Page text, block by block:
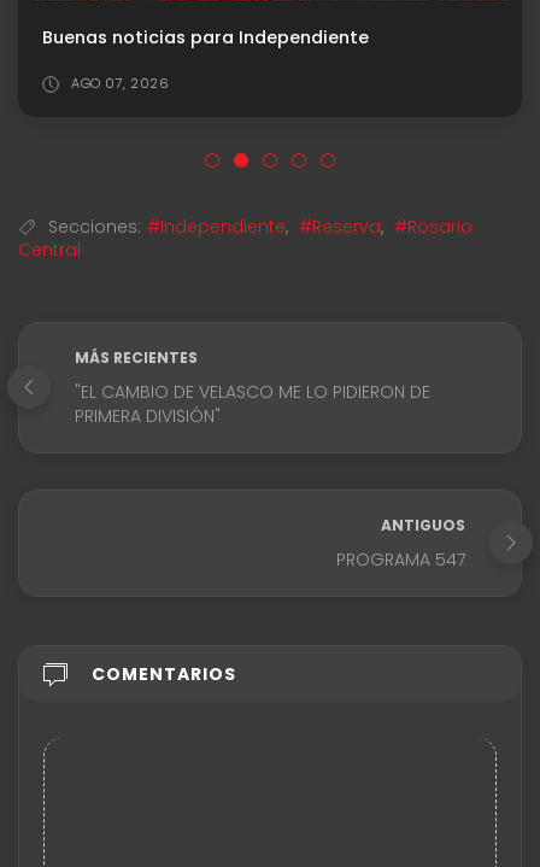
Buenas noticias para Independiente
AGO 07, 2026
Secciones: #Independiente, #Reserva, #Rosario
Central
MÁS RECIENTES
"EL CAMBIO DE VELASCO ME LO PIDIERON DE
PRIMERA DIVISIÓN"
ANTIGUOS
PROGRAMA 547
COMENTARIOS